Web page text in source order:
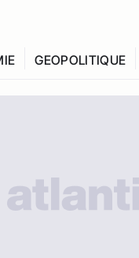
GEOPOLITIQUE